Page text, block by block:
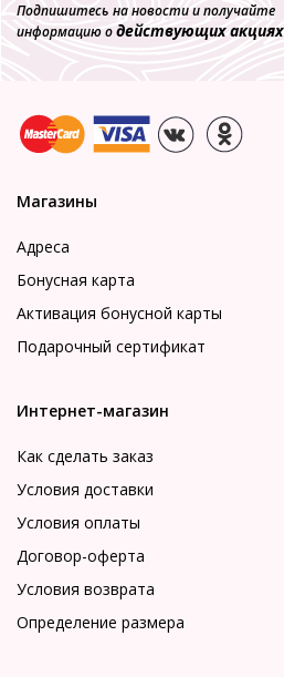
Подпишитесь на новости и получайте
информацию одействующих акциях
Магазины
Адреса
Бонусная карта
Активация бонусной карты
Подарочный сертификат
Интернет-магазин
Как сделать заказ
Условия доставки
Условия оплаты
Договор-оферта
Условия возврата
Определение размера